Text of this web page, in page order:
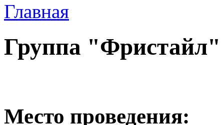
Главная
Группа "Фристайл"
Место проведения: